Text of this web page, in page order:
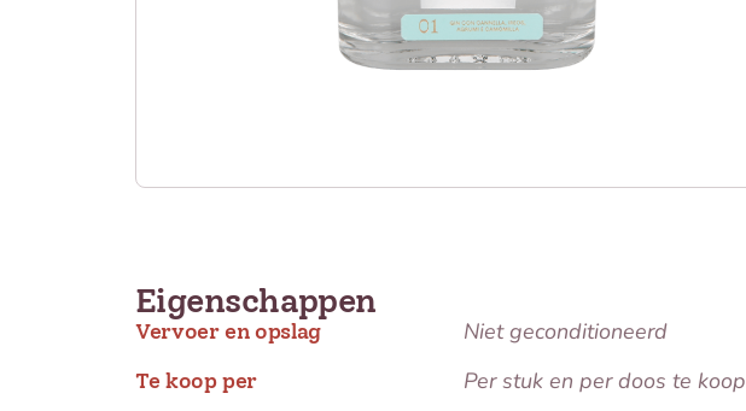
Eigenschappen
Vervoer en opslag Niet geconditioneerd
Te koop per Per stuk en per doos te koop